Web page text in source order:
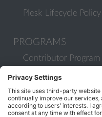
Plesk Lifecycle Policy
PROGRAMS
Contributor Program
Partner Program
COMMUNITY